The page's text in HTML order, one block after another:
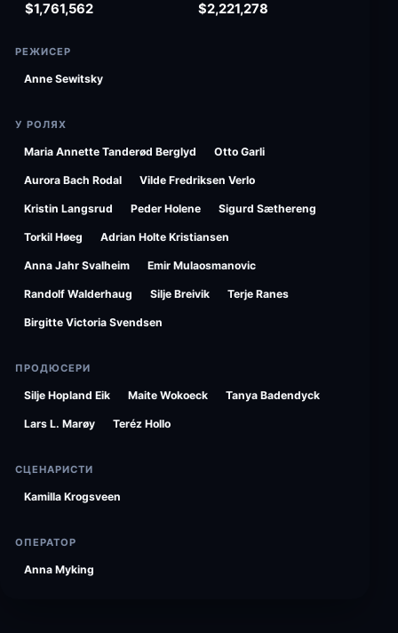
$1,761,562 $2,221,278
РЕЖИСЕР
Anne Sewitsky
У РОЛЯХ
Maria Annette Tanderød Berglyd Otto Garli
Aurora Bach Rodal Vilde Fredriksen Verlo
Kristin Langsrud Peder Holene Sigurd Sæthereng
Torkil Høeg Adrian Holte Kristiansen
Anna Jahr Svalheim Emir Mulaosmanovic
Randolf Walderhaug Silje Breivik Terje Ranes
Birgitte Victoria Svendsen
ПРОДЮСЕРИ
Silje Hopland Eik Maite Wokoeck Tanya Badendyck
Lars L. Marøy Teréz Hollo
СЦЕНАРИСТИ
Kamilla Krogsveen
ОПЕРАТОР
Anna Myking